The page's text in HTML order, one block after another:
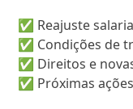
✅ Reajuste
✅ Condições de
✅ Direitos e
✅ Próximas